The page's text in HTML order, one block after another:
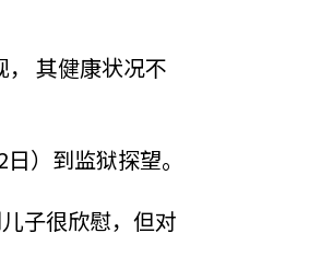
其健康状况不
）到监狱探望。
子很欣慰，但对